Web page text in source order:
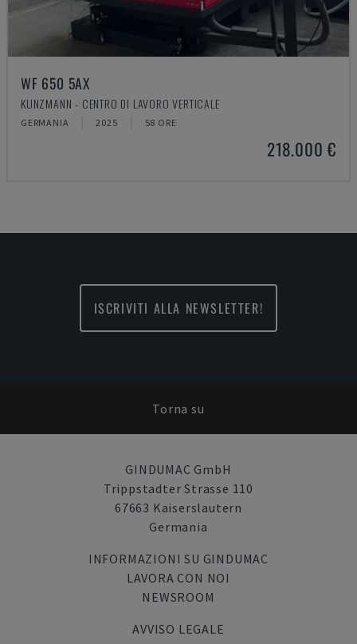
WF 650 5AX
KUNZMANN - CENTRO DI LAVORO VERTICALE
GERMANIA 2025 58 ORE
218.000 €
ISCRIVITI ALLA NEWSLETTER!
Torna su
GINDUMAC GmbH
Trippstadter Strasse 110
67663 Kaiserslautern
Germania
INFORMAZIONI SU GINDUMAC
LAVORA CON NOI
NEWSROOM
AVVISO LEGALE